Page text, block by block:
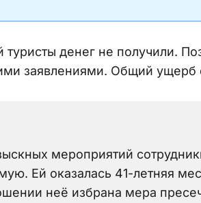
денег не получили.
заявлениями. Общий ущерб
мероприятий
Ей оказалась 41-летняя
неё избрана мера